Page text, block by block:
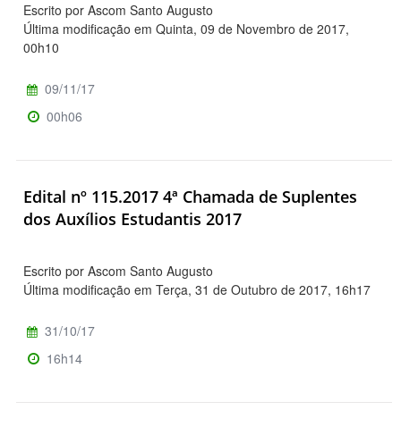
Escrito por Ascom Santo Augusto
Última modificação em Quinta, 09 de Novembro de 2017,
00h10
09/11/17
00h06
Edital nº 115.2017 4ª Chamada de Suplentes
dos Auxílios Estudantis 2017
Escrito por Ascom Santo Augusto
Última modificação em Terça, 31 de Outubro de 2017, 16h17
31/10/17
16h14